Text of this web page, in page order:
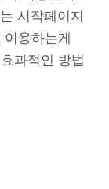
시작페이지
용하는게
과적인 방법